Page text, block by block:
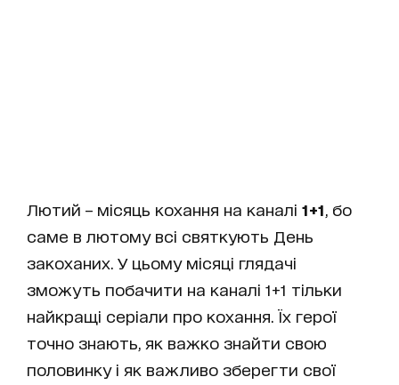
Лютий – місяць кохання на каналі 1+1 , бо
саме в лютому всі святкують День
закоханих. У цьому місяці глядачі
зможуть побачити на каналі 1+1 тільки
найкращі серіали про кохання. Їх герої
точно знають, як важко знайти свою
половинку і як важливо зберегти свої